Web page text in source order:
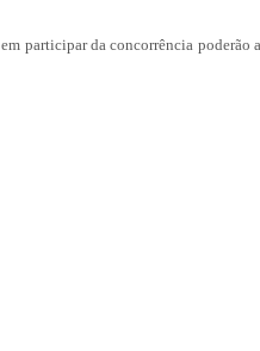
participar da concorrência poderão